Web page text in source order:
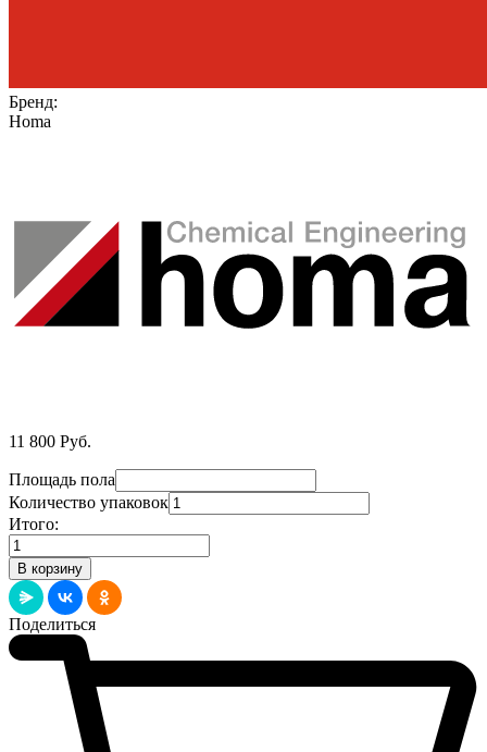
Бренд:
Homa
11 800 Руб.
Площадь пола
Количество упаковок
Итого:
Количество
товара
Клей
Homakoll
797
PU
2К
В корзину
Поделиться